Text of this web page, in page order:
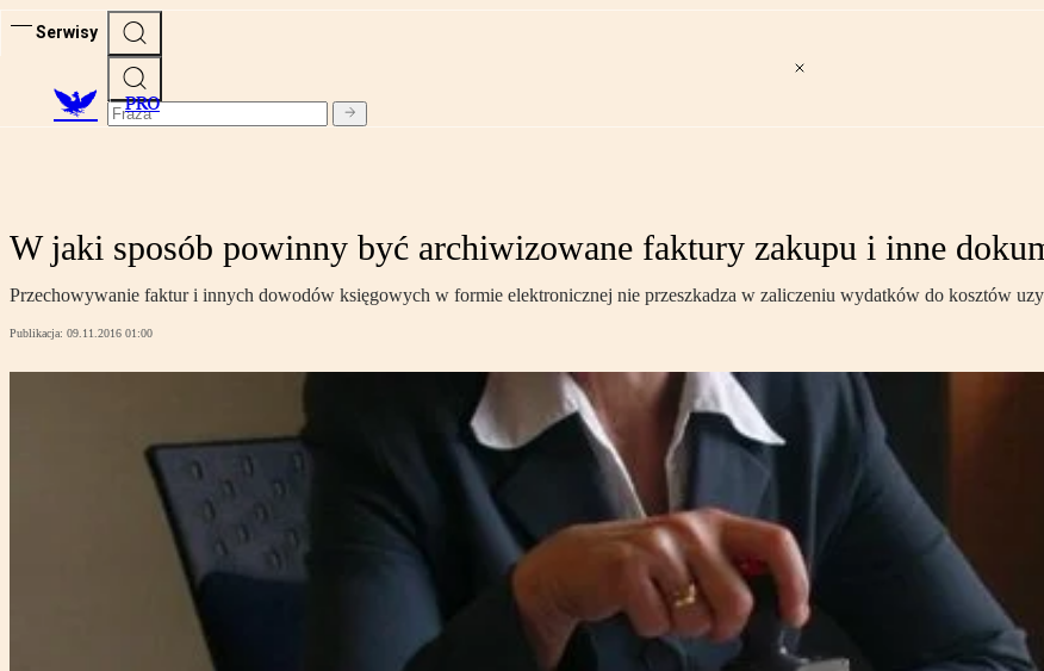
Serwisy
PRO
W jaki sposób powinny być archiwizowane faktury zakupu i inne
Przechowywanie faktur i innych dowodów księgowych w formie elektronicznej nie przeszkadza w zaliczeniu wydatków do kosztów
Publikacja: 09.11.2016 01:00